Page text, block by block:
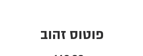
פוטוס זהוב